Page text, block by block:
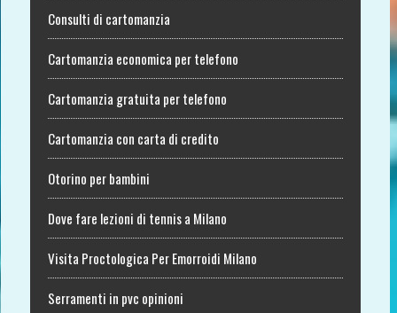
Consulti di cartomanzia
Cartomanzia economica per telefono
Cartomanzia gratuita per telefono
Cartomanzia con carta di credito
Otorino per bambini
Dove fare lezioni di tennis a Milano
Visita Proctologica Per Emorroidi Milano
Serramenti in pvc opinioni